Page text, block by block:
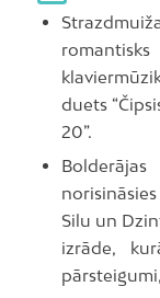
duets
20”.
Silu un
izrāde,